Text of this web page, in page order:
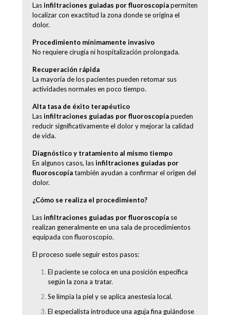
Lasinfiltraciones guiadas por fluoroscopíapermiten
localizar con exactitud la zona donde se origina el
dolor.
Procedimiento mínimamente invasivo
No requiere cirugía ni hospitalización prolongada.
Recuperación rápida
La mayoría de los pacientes pueden retomar sus
actividades normales en poco tiempo.
Alta tasa de éxito terapéutico
Lasinfiltraciones guiadas por fluoroscopíapueden
reducir significativamente el dolor y mejorar la calidad
de vida.
Diagnóstico y tratamiento al mismo tiempo
En algunos casos, lasinfiltraciones guiadas por
fluoroscopíatambién ayudan a confirmar el origen del
dolor.
¿Cómo se realiza el procedimiento?
Lasinfiltraciones guiadas por fluoroscopía se
realizan generalmente en una sala de procedimientos
equipada con fluoroscopio.
El proceso suele seguir estos pasos:
El paciente se coloca en una posición específica
según la zona a tratar.
Se limpia la piel y se aplica anestesia local.
El especialista introduce una aguja fina guiándose